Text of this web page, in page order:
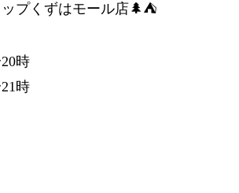
プくずはモール店🌲⛺️
時
時